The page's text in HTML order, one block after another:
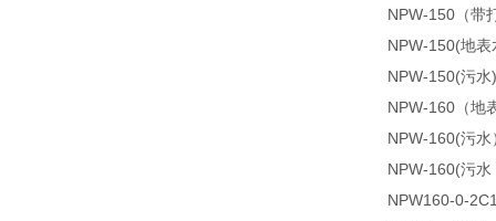
NPW-150（带
NPW-150(地
NPW-150(污
NPW-160（地
NPW-160(污
NPW-160(污
NPW160-0-